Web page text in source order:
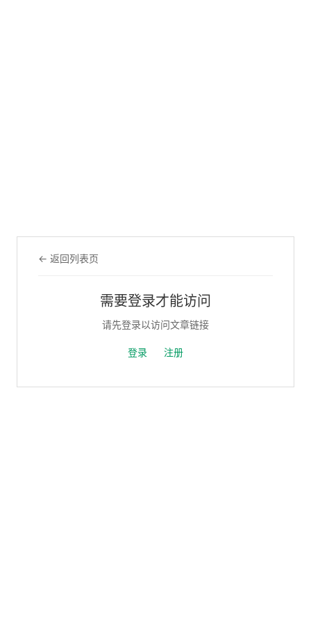
← 返回列表页
需要登录才能访问
请先登录以访问文章链接
登录 注册